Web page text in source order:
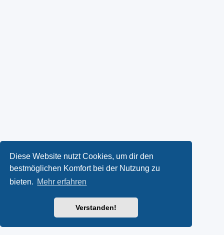
Diese Website nutzt Cookies, um dir den
bestmöglichen Komfort bei der Nutzung zu
bieten. Mehr erfahren
Verstanden!